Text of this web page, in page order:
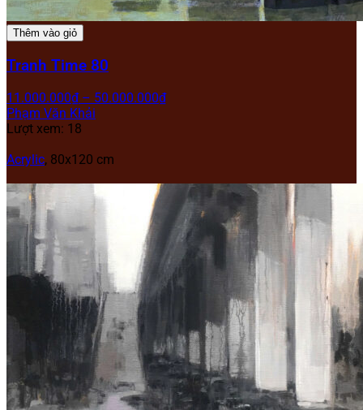
Thêm vào giỏ
Tranh Time 80
11.000.000₫ – 50.000.000₫
Phạm Văn Khải
Lượt xem: 18
Acrylic, 80x120 cm